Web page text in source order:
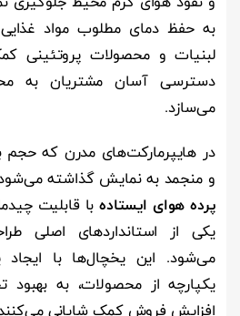
به حفظ دمای مطلوب مواد
لبنیات و محصولات پروتئینی
دسترسی آسان مشتریان به
می‌سازد.
در هایپرمارکت‌های مدرن که حجم
و منجمد به نمایش گذاشته
پرده هوای ایستاده با قابلیت
یکی از استانداردهای اصلی
می‌شود. این یخچال‌ها با
یکپارچه از محصولات، به بهبود